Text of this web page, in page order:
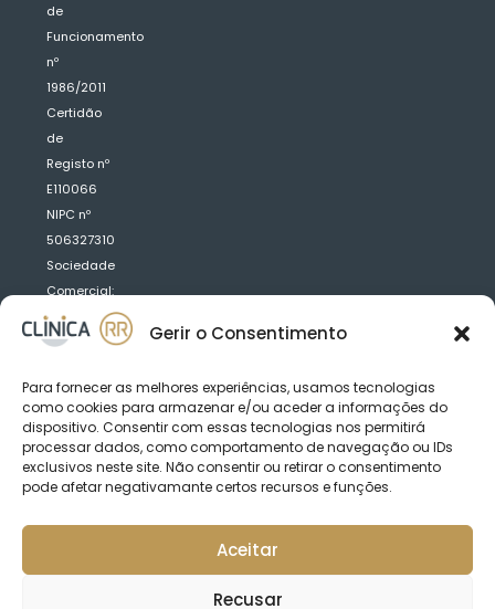
Gerir o Consentimento
Para fornecer as melhores experiências, usamos tecnologias
como cookies para armazenar e/ou aceder a informações do
dispositivo. Consentir com essas tecnologias nos permitirá
processar dados, como comportamento de navegação ou IDs
exclusivos neste site. Não consentir ou retirar o consentimento
pode afetar negativamante certos recursos e funções.
Aceitar
Recusar
de
Funcionamento
nº
1986/2011
Certidão
de
Registo nº
E110066
NIPC nº
506327310
Sociedade
Comercial:
Clínica
Médica
R.R.
Saraiva
Fernandes,
Lda